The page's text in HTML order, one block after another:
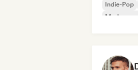
Indie-Pop
Moderner